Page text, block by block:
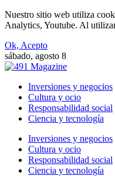
Nuestro sitio web utiliza
Analytics, Youtube. Al
Ok, Acepto
sábado, agosto 8
Inversiones y negocios
Cultura y ocio
Responsabilidad social
Ciencia y tecnología
Inversiones y negocios
Cultura y ocio
Responsabilidad social
Ciencia y tecnología